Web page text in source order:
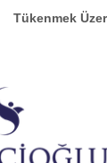
Tükenmek